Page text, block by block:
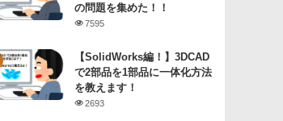
の問題を集めた！！
7595
【SolidWorks編！】3DCAD
で2部品を1部品に一体化方法
を教えます！
2693